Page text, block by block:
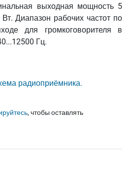
выходная мощность 5
Диапазон рабочих частот по
для громкоговорителя в
Гц.
радиоприёмника.
, чтобы оставлять